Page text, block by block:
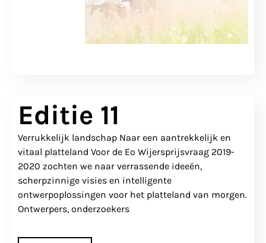
Editie 11
Verrukkelijk landschap Naar een aantrekkelijk en
vitaal platteland Voor de Eo Wijersprijsvraag 2019-
2020 zochten we naar verrassende ideeën,
scherpzinnige visies en intelligente
ontwerpoplossingen voor het platteland van morgen.
Ontwerpers, onderzoekers